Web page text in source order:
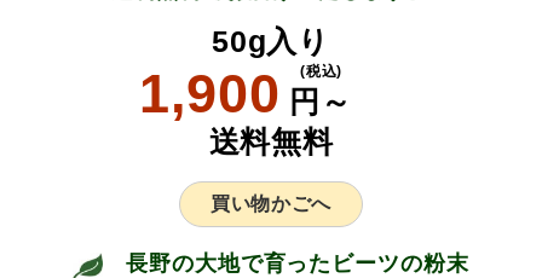
50g入り
1,900 円～
(税込)
送料無料
買い物かごへ
長野の大地で育ったビーツの粉末